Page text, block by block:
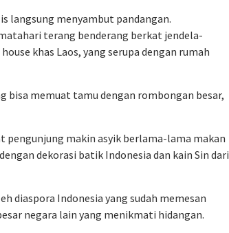
langsung menyambut pandangan.
terang benderang berkat jendela-
khas Laos, yang serupa dengan rumah
bisa memuat tamu dengan rombongan besar,
pengunjung makin asyik berlama-lama makan
dekorasi batik Indonesia dan kain Sin dari
diaspora Indonesia yang sudah memesan
negara lain yang menikmati hidangan.